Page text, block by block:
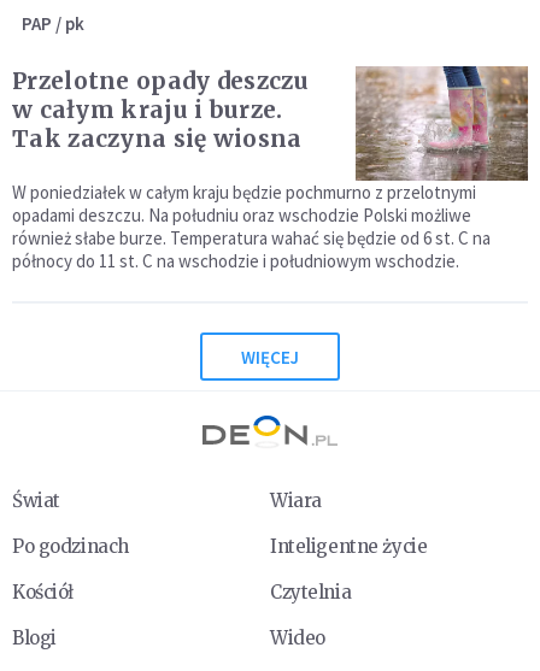
PAP / pk
Przelotne opady deszczu
w całym kraju i burze.
Tak zaczyna się wiosna
W poniedziałek w całym kraju będzie pochmurno z przelotnymi
opadami deszczu. Na południu oraz wschodzie Polski możliwe
również słabe burze. Temperatura wahać się będzie od 6 st. C na
północy do 11 st. C na wschodzie i południowym wschodzie.
WIĘCEJ
Świat
Wiara
Po godzinach
Inteligentne życie
Kościół
Czytelnia
Blogi
Wideo